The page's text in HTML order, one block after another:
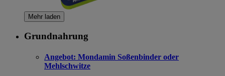
Mehr laden
Grundnahrung
Angebot: Mondamin Soßenbinder oder
Mehlschwitze